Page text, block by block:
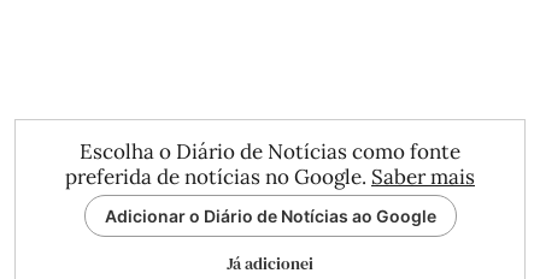
Escolha o Diário de Notícias como fonte
preferida de notícias no Google. Saber mais
Adicionar o Diário de Notícias ao Google
Já adicionei